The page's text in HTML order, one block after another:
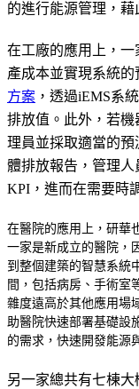
的進行能源管理，藉
在工廠的應用上，
產成本並實現系統
方案 ，透過iEMS系
排放值。此外，若
理員並採取適當的
體排放報告，管理
KPI，進而在需要時
在醫院的應用上，研華
一家是新成立的醫院，
到整個建築的智慧系統
間，包括病房、手術室
雜度遠高於其他應用場
助醫院快速部署基礎設
的需求，快速開發能源
另一家總共有七棟